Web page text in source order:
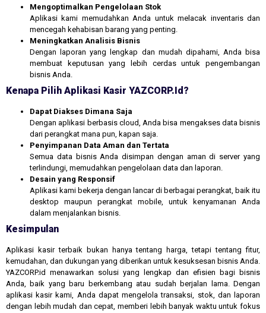
Mengoptimalkan Pengelolaan Stok
Aplikasi kami memudahkan Anda untuk melacak inventaris dan
mencegah kehabisan barang yang penting.
Meningkatkan Analisis Bisnis
Dengan laporan yang lengkap dan mudah dipahami, Anda bisa
membuat keputusan yang lebih cerdas untuk pengembangan
bisnis Anda.
Kenapa Pilih Aplikasi Kasir YAZCORP.id?
Dapat Diakses Dimana Saja
Dengan aplikasi berbasis cloud, Anda bisa mengakses data bisnis
dari perangkat mana pun, kapan saja.
Penyimpanan Data Aman dan Tertata
Semua data bisnis Anda disimpan dengan aman di server yang
terlindungi, memudahkan pengelolaan data dan laporan.
Desain yang Responsif
Aplikasi kami bekerja dengan lancar di berbagai perangkat, baik itu
desktop maupun perangkat mobile, untuk kenyamanan Anda
dalam menjalankan bisnis.
Kesimpulan
Aplikasi kasir terbaik bukan hanya tentang harga, tetapi tentang fitur,
kemudahan, dan dukungan yang diberikan untuk kesuksesan bisnis Anda.
YAZCORP.id menawarkan solusi yang lengkap dan efisien bagi bisnis
Anda, baik yang baru berkembang atau sudah berjalan lama. Dengan
aplikasi kasir kami, Anda dapat mengelola transaksi, stok, dan laporan
dengan lebih mudah dan cepat, memberi lebih banyak waktu untuk fokus